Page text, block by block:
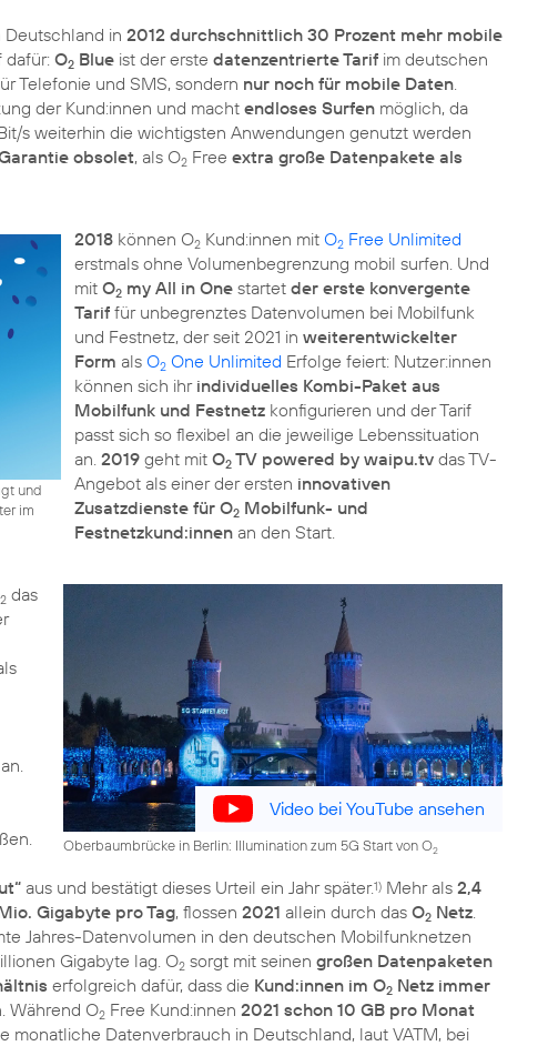
Deutschland in 2012 durchschnittlich 30 Prozent mehr mobile
dafür:O2 Blue ist der erste datenzentrierte Tarif im deutschen
Telefonie und SMS, sondern nur noch für mobile Daten
der Kund:innen und macht endloses Surfen möglich, da
s weiterhin die wichtigsten Anwendungen genutzt werden
obsolet, als O2 Free extra große Datenpakete als
und
im
2018können O2Kund:innen mit O2Free Unlimited
erstmals ohne Volumenbegrenzung mobil surfen. Und
mit O2my All in Onestartet der erste konvergente
Tariffür unbegrenztes Datenvolumen bei Mobilfunk
und Festnetz, der seit 2021 in weiterentwickelter
Form als O2One Unlimited Erfolge feiert: Nutzer:innen
können sich ihr individuelles Kombi-Paket aus
Mobilfunk und Festnetzkonfigurieren und der Tarif
passt sich so flexibel an die jeweilige Lebenssituation
an. 2019geht mit O2TV powered by waipu.tvdas TV-
Angebot als einer der ersten innovativen
Zusatzdienste für O2Mobilfunk- und
Festnetzkund:innenan den Start.
Video bei YouTube ansehen
Oberbaumbrücke in Berlin: Illumination zum 5G Start von O2
2 das
an.
aus und bestätigt dieses Urteil ein Jahr später.1) Mehr als 2,4
Gigabyte pro Tag, flossen 2021 allein durch das O2 Netz
Jahres-Datenvolumen in den deutschen Mobilfunknetzen
Gigabyte lag. O2 sorgt mit seinen großen Datenpaketen
erfolgreich dafür, dass die Kund:innen im O2 Netz immer
Während O2 Free Kund:innen 2021 schon 10 GB pro Monat
monatliche Datenverbrauch in Deutschland, laut VATM, bei